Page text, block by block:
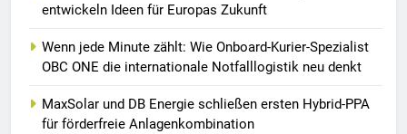
entwickeln Ideen für Europas Zukunft
Wenn jede Minute zählt: Wie Onboard-Kurier-Spezialist
OBC ONE die internationale Notfalllogistik neu denkt
MaxSolar und DB Energie schließen ersten Hybrid-PPA
für förderfreie Anlagenkombination